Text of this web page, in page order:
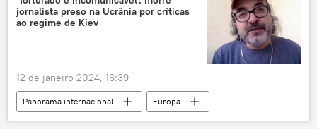
Rio de Janeiro
Ciência e Tecnologia
integração
jornalista preso na Ucrânia por críticas
ao regime de Kiev
12 de janeiro 2024, 16:39
Panorama internacional
Europa
Rússia
Joe Biden
Kiev